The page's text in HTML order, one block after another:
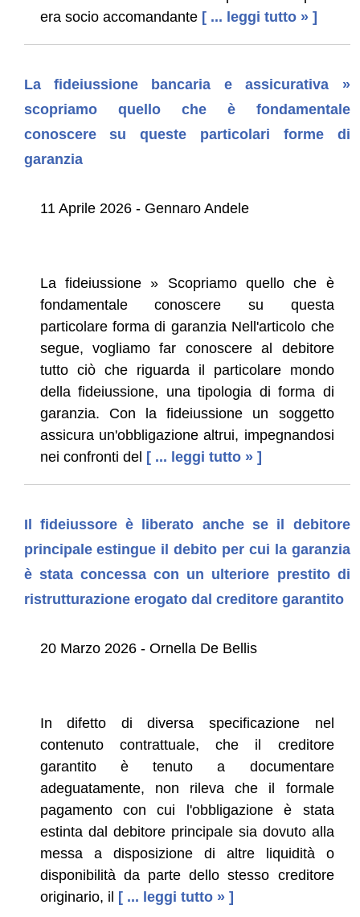
era socio accomandante [ ... leggi tutto » ]
La fideiussione bancaria e assicurativa »
scopriamo quello che è fondamentale
conoscere su queste particolari forme di
garanzia
11 Aprile 2026 - Gennaro Andele
La fideiussione » Scopriamo quello che è
fondamentale conoscere su questa
particolare forma di garanzia Nell'articolo che
segue, vogliamo far conoscere al debitore
tutto ciò che riguarda il particolare mondo
della fideiussione, una tipologia di forma di
garanzia. Con la fideiussione un soggetto
assicura un'obbligazione altrui, impegnandosi
nei confronti del [ ... leggi tutto » ]
Il fideiussore è liberato anche se il debitore
principale estingue il debito per cui la garanzia
è stata concessa con un ulteriore prestito di
ristrutturazione erogato dal creditore garantito
20 Marzo 2026 - Ornella De Bellis
In difetto di diversa specificazione nel
contenuto contrattuale, che il creditore
garantito è tenuto a documentare
adeguatamente, non rileva che il formale
pagamento con cui l'obbligazione è stata
estinta dal debitore principale sia dovuto alla
messa a disposizione di altre liquidità o
disponibilità da parte dello stesso creditore
originario, il [ ... leggi tutto » ]